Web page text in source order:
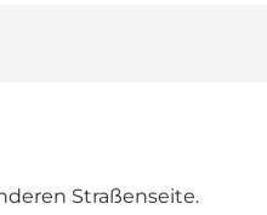
Straßenseite.